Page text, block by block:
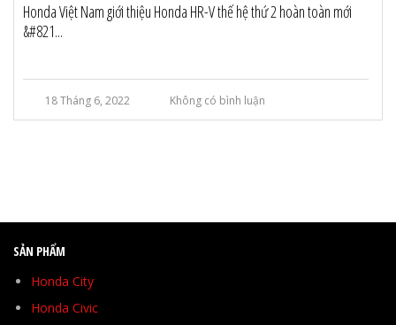
Honda Việt Nam giới thiệu Honda HR-V thế hệ thứ 2 hoàn toàn mới
&#821...
18 Tháng 6, 2022 Không có bình luận
SẢN PHẨM
Honda City
Honda Civic